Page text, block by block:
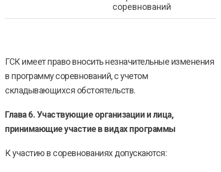
соревнований
ГСК имеет право вносить незначительные изменения
в программу соревнований, с учетом
складывающихся обстоятельств.
Глава 6. Участвующие организации и лица,
принимающие участие в видах программы
К участию в соревнованиях допускаются: